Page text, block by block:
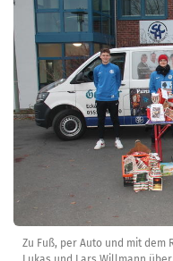
Zu Fuß, per Auto und mit dem